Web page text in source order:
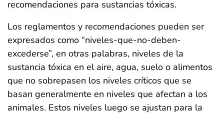
recomendaciones para sustancias tóxicas.
Los reglamentos y recomendaciones pueden ser
expresados como “niveles-que-no-deben-
excederse”, en otras palabras, niveles de la
sustancia tóxica en el aire, agua, suelo o alimentos
que no sobrepasen los niveles críticos que se
basan generalmente en niveles que afectan a los
animales. Estos niveles luego se ajustan para la